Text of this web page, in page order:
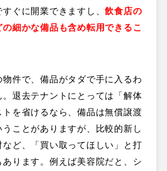
ぐに開業できますし、飲食店の
細かな備品も含め転用できるこ
物件で、備品がタダで手に入るわ
。退去テナントにとっては「解体
トを省けるなら、備品は無償譲渡
ことがありますが、比較的新し
など、「買い取ってほしい」と打
ります。例えば美容院だと、シ